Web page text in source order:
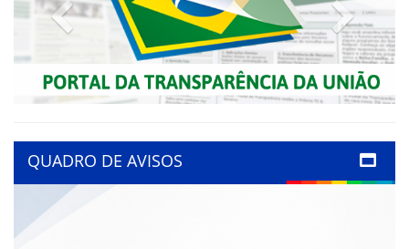
Previous Next
QUADRO DE AVISOS